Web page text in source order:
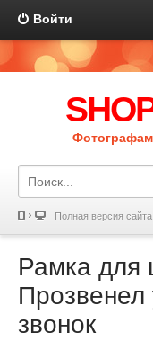
Войти
Полная версия сайта
Рамка для
Прозвенел
звонок